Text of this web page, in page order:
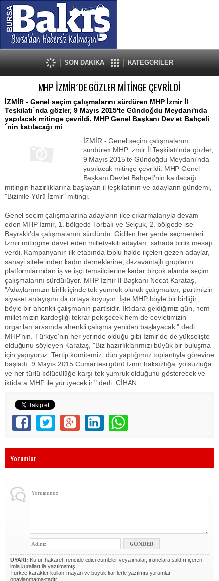
SON DAKİKA KATEGORİLER
MHP İZMİR´DE GÖZLER MİTİNGE ÇEVRİLDİ
İZMİR - Genel seçim çalışmalarını sürdüren MHP İzmir İl
Teşkilatı´nda gözler, 9 Mayıs 2015'te Gündoğdu Meydanı'nda
yapılacak mitinge çevrildi. MHP Genel Başkanı Devlet Bahçeli
´nin katılacağı mi
İZMİR - Genel seçim çalışmalarını
sürdüren MHP İzmir İl Teşkilatı'nda gözler,
9 Mayıs 2015'te Gündoğdu Meydanı'nda
yapılacak mitinge çevrildi. MHP Genel
Başkanı Devlet Bahçeli'nin katılacağı
mitingin hazırlıklarına başlayan il teşkilatının ve adayların gündemi,
"Bizimle Yürü İzmir" mitingi.
Genel seçim çalışmalarına adayların ilçe çıkarmalarıyla devam
eden MHP İzmir, 1. bölgede Torbalı ve Selçuk, 2. bölgede ise
Bayraklı'da çalışmalarını sürdürdü. Gidilen her yerde seçmenleri
İzmir mitingine davet eden milletvekili adayları, sahada birlik mesajı
verdi. Kampanyanın ilk etabında toplu halde ilçeleri gezen adaylar,
sanayi sitelerinden kadın derneklerine, dezavantajlı grupların
platformlarından iş ve işçi temsilcilerine kadar birçok alanda seçim
çalışmalarını sürdürüyor. MHP İzmir İl Başkanı Necat Karataş,
"Adaylarımızın birlik içinde tek yumruk olarak çalışmaları, partimizin
siyaset anlayışını da ortaya koyuyor. İşte MHP böyle bir birliğin,
böyle bir ahenkli çalışmanın partisidir. İktidara geldiğimiz gün, hem
milletimizin kardeşliği tekrar pekişecek hem de devletimizin
organları arasında ahenkli çalışma yeniden başlayacak." dedi.
MHP'nin, Türkiye'nin her yerinde olduğu gibi İzmir'de de yükselişte
olduğunu söyleyen Karataş, "Biz hazırlıklarımızı büyük bir buluşma
için yapıyoruz. Tertip komitemiz, dün yaptığımız toplantıyla görevine
başladı. 9 Mayıs 2015 Cumartesi günü İzmir haksızlığa, yolsuzluğa
ve her türlü bölücülüğe karşı tek yumruk olduğunu gösterecek ve
iktidara MHP ile yürüyecektir." dedi. CİHAN
Yorumlar
UYARI: Küfür, hakaret, rencide edici cümleler veya imalar, inançlara saldırı içeren,
imla kuralları ile yazılmamış,
Türkçe karakter kullanılmayan ve büyük harflerle yazılmış yorumlar
onaylanmamaktadır.